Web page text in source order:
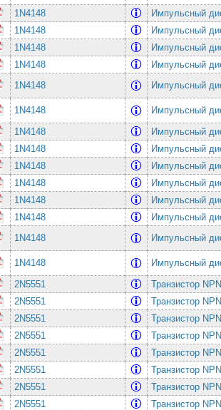
1N4148
Импульсный
1N4148
Импульсный
1N4148
Импульсный
1N4148
Импульсный
1N4148
Импульсный
1N4148
Импульсный
1N4148
Импульсный
1N4148
Импульсный
1N4148
Импульсный
1N4148
Импульсный
1N4148
Импульсный
1N4148
Импульсный
1N4148
Импульсный
1N4148
Импульсный
2N5551
Транзистор
2N5551
Транзистор
2N5551
Транзистор
2N5551
Транзистор
2N5551
Транзистор
2N5551
Транзистор
2N5551
Транзистор
2N5551
Транзистор